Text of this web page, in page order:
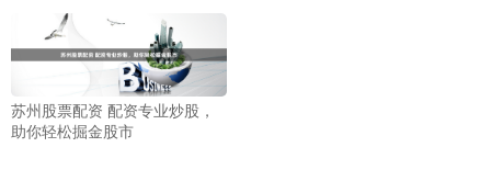
苏州股票配资 配资专业炒股，
助你轻松掘金股市